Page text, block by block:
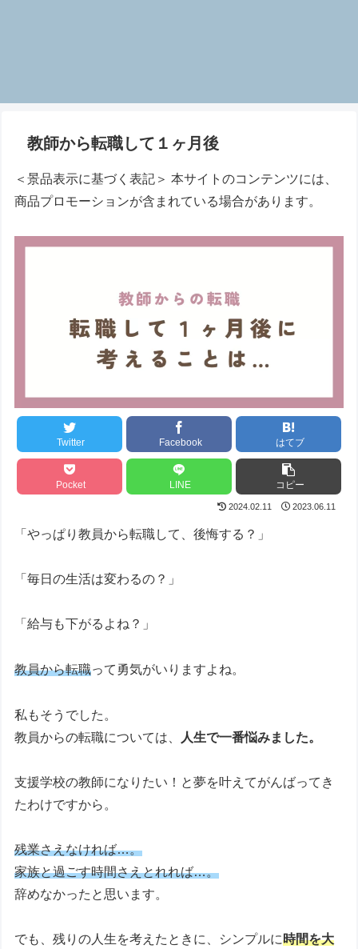
教師から転職して１ヶ月後
＜景品表示に基づく表記＞ 本サイトのコンテンツには、
商品プロモーションが含まれている場合があります。
Twitter Facebook はてブ
Pocket LINE コピー
2024.02.11 2023.06.11
「やっぱり教員から転職して、後悔する？」
「毎日の生活は変わるの？」
「給与も下がるよね？」
教員から転職って勇気がいりますよね。
私もそうでした。
教員からの転職については、
人生で一番悩みました。
支援学校の教師になりたい！と夢を叶えてがんばってき
たわけですから。
残業さえなければ…。
家族と過ごす時間さえとれれば…。
辞めなかったと思います。
でも、残りの人生を考えたときに、シンプルに時間を大